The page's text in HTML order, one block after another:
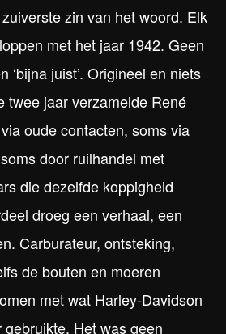
zin van het woord. Elk
met het jaar 1942. Geen
‘bijna juist’. Origineel en niets
twee jaar verzamelde René
oude contacten, soms via
door ruilhandel met
die dezelfde koppigheid
droeg een verhaal, een
Carburateur, ontsteking,
de bouten en moeren
met wat Harley-Davidson
Het was geen